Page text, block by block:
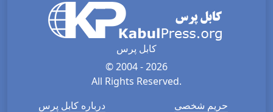
کابل پرس
© 2004 - 2026
All Rights Reserved.
درباره کابل پرس
حریم شخصی